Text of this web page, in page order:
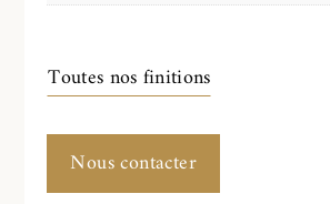
Toutes nos finitions
Nous contacter